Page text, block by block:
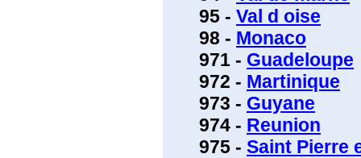
95 - Val d oise
98 - Monaco
971 - Guadeloupe
972 - Martinique
973 - Guyane
974 - Reunion
975 - Saint Pierre